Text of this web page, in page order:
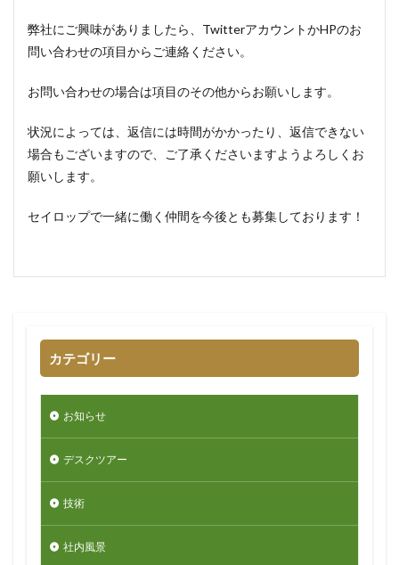
弊社にご興味がありましたら、TwitterアカウントかHPのお
問い合わせの項目からご連絡ください。
お問い合わせの場合は項目のその他からお願いします。
状況によっては、返信には時間がかかったり、返信できない
場合もございますので、ご了承くださいますようよろしくお
願いします。
セイロップで一緒に働く仲間を今後とも募集しております！
カテゴリー
お知らせ
デスクツアー
技術
社内風景